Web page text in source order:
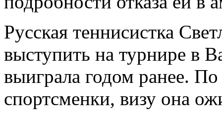
Русская теннисистка
выступить на турнире в
выиграла годом ранее.
спортсменки, визу она